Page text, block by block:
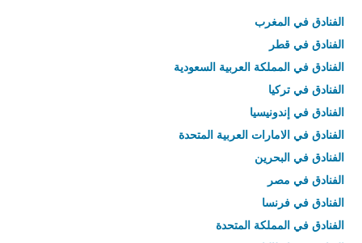
الفنادق في المغرب
الفنادق في قطر
الفنادق في المملكة العربية السعودية
الفنادق في تركيا
الفنادق في إندونيسيا
الفنادق في الامارات العربية المتحدة
الفنادق في البحرين
الفنادق في مصر
الفنادق في فرنسا
الفنادق في المملكة المتحدة